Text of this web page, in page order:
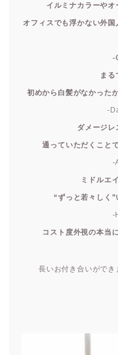
イルミナカラーや
オフィスでも浮かない外
-
まる
初めから白髪がなかった
-
ダメージレ
通っていただくこと
-
ミドルエ
“ずっと若々しく
-
コスト度外視の本当
長いお付き合いがで